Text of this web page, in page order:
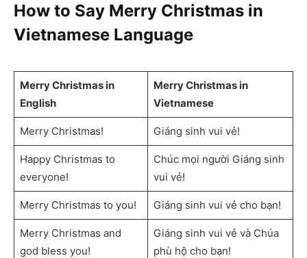
How to Say Merry Christmas in
Vietnamese Language
Merry Christmas in
English
Merry Christmas in
Vietnamese
Merry Christmas! Giáng sinh vui vẻ!
Happy Christmas to
everyone!
Chúc mọi người Giáng sinh
vui vẻ!
Merry Christmas to you! Giáng sinh vui vẻ cho bạn!
Merry Christmas and
god bless you!
Giáng sinh vui vẻ và Chúa
phù hộ cho bạn!